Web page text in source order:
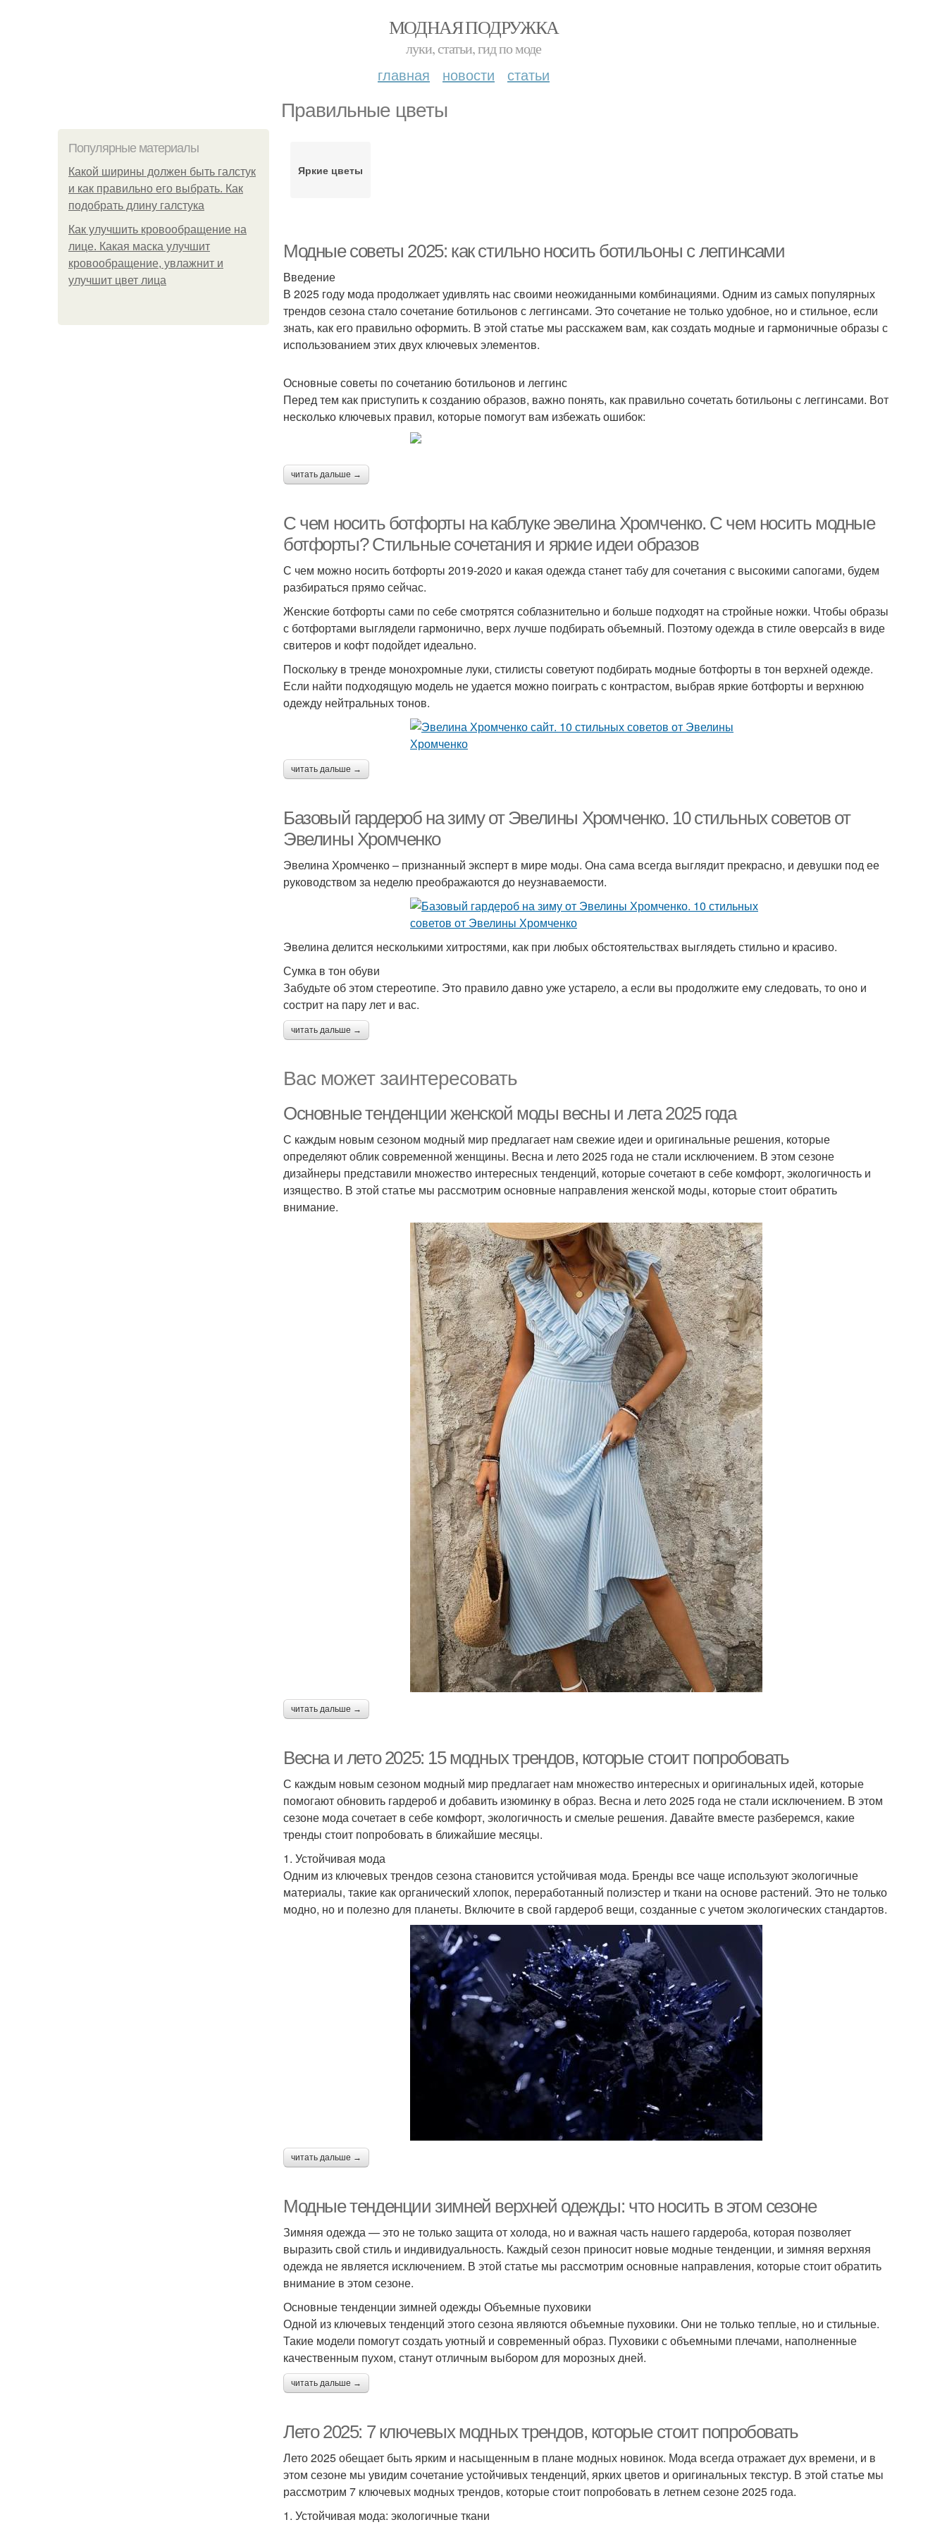
МОДНАЯ ПОДРУЖКА
луки, статьи, гид по моде
главная новости статьи
Правильные цветы
Популярные материалы
Какой ширины должен быть галстук
и как правильно его выбрать. Как
подобрать длину галстука
Как улучшить кровообращение на
лице. Какая маска улучшит
кровообращение, увлажнит и
улучшит цвет лица
Яркие цветы
Модные советы 2025: как стильно носить ботильоны с леггинсами
Введение
В 2025 году мода продолжает удивлять нас своими неожиданными комбинациями. Одним из самых популярных
трендов сезона стало сочетание ботильонов с леггинсами. Это сочетание не только удобное, но и стильное, если
знать, как его правильно оформить. В этой статье мы расскажем вам, как создать модные и гармоничные образы с
использованием этих двух ключевых элементов.
Основные советы по сочетанию ботильонов и леггинс
Перед тем как приступить к созданию образов, важно понять, как правильно сочетать ботильоны с леггинсами. Вот
несколько ключевых правил, которые помогут вам избежать ошибок:
читать дальше →
С чем носить ботфорты на каблуке эвелина Хромченко. С чем носить модные
ботфорты? Стильные сочетания и яркие идеи образов
С чем можно носить ботфорты 2019-2020 и какая одежда станет табу для сочетания с высокими сапогами, будем
разбираться прямо сейчас.
Женские ботфорты сами по себе смотрятся соблазнительно и больше подходят на стройные ножки. Чтобы образы
с ботфортами выглядели гармонично, верх лучше подбирать объемный. Поэтому одежда в стиле оверсайз в виде
свитеров и кофт подойдет идеально.
Поскольку в тренде монохромные луки, стилисты советуют подбирать модные ботфорты в тон верхней одежде.
Если найти подходящую модель не удается можно поиграть с контрастом, выбрав яркие ботфорты и верхнюю
одежду нейтральных тонов.
читать дальше →
Базовый гардероб на зиму от Эвелины Хромченко. 10 стильных советов от
Эвелины Хромченко
Эвелина Хромченко – признанный эксперт в мире моды. Она сама всегда выглядит прекрасно, и девушки под ее
руководством за неделю преображаются до неузнаваемости.
Эвелина делится несколькими хитростями, как при любых обстоятельствах выглядеть стильно и красиво.
Сумка в тон обуви
Забудьте об этом стереотипе. Это правило давно уже устарело, а если вы продолжите ему следовать, то оно и
сострит на пару лет и вас.
читать дальше →
Вас может заинтересовать
Основные тенденции женской моды весны и лета 2025 года
С каждым новым сезоном модный мир предлагает нам свежие идеи и оригинальные решения, которые
определяют облик современной женщины. Весна и лето 2025 года не стали исключением. В этом сезоне
дизайнеры представили множество интересных тенденций, которые сочетают в себе комфорт, экологичность и
изящество. В этой статье мы рассмотрим основные направления женской моды, которые стоит обратить
внимание.
читать дальше →
Весна и лето 2025: 15 модных трендов, которые стоит попробовать
С каждым новым сезоном модный мир предлагает нам множество интересных и оригинальных идей, которые
помогают обновить гардероб и добавить изюминку в образ. Весна и лето 2025 года не стали исключением. В этом
сезоне мода сочетает в себе комфорт, экологичность и смелые решения. Давайте вместе разберемся, какие
тренды стоит попробовать в ближайшие месяцы.
1. Устойчивая мода
Одним из ключевых трендов сезона становится устойчивая мода. Бренды все чаще используют экологичные
материалы, такие как органический хлопок, переработанный полиэстер и ткани на основе растений. Это не только
модно, но и полезно для планеты. Включите в свой гардероб вещи, созданные с учетом экологических стандартов.
читать дальше →
Модные тенденции зимней верхней одежды: что носить в этом сезоне
Зимняя одежда — это не только защита от холода, но и важная часть нашего гардероба, которая позволяет
выразить свой стиль и индивидуальность. Каждый сезон приносит новые модные тенденции, и зимняя верхняя
одежда не является исключением. В этой статье мы рассмотрим основные направления, которые стоит обратить
внимание в этом сезоне.
Основные тенденции зимней одежды Объемные пуховики
Одной из ключевых тенденций этого сезона являются объемные пуховики. Они не только теплые, но и стильные.
Такие модели помогут создать уютный и современный образ. Пуховики с объемными плечами, наполненные
качественным пухом, станут отличным выбором для морозных дней.
читать дальше →
Лето 2025: 7 ключевых модных трендов, которые стоит попробовать
Лето 2025 обещает быть ярким и насыщенным в плане модных новинок. Мода всегда отражает дух времени, и в
этом сезоне мы увидим сочетание устойчивых тенденций, ярких цветов и оригинальных текстур. В этой статье мы
рассмотрим 7 ключевых модных трендов, которые стоит попробовать в летнем сезоне 2025 года.
1. Устойчивая мода: экологичные ткани